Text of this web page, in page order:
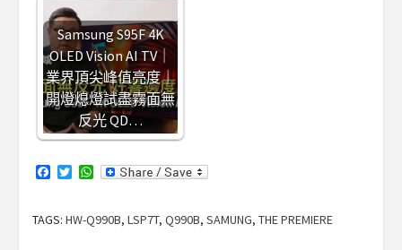
Samsung S95F 4K
OLED Vision AI TV｜
業界頂尖峰值亮度｜
開燈熄燈試盡霧面無
反光 QD…
Facebook
TwitterWhatsApp
TAGS: HW-Q990B, LSP7T, Q990B, SAMUNG, THE PREMIERE